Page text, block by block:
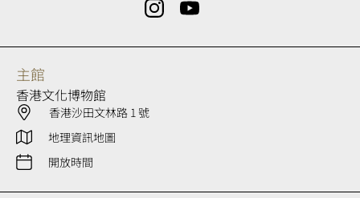
主館
香港文化博物館
香港沙田文林路 1 號
地理資訊地圖
開放時間